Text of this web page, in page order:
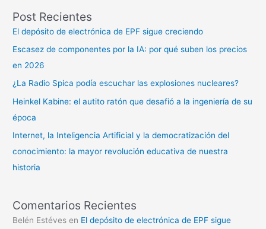
Post Recientes
El depósito de electrónica de EPF sigue creciendo
Escasez de componentes por la IA: por qué suben los precios
en 2026
¿La Radio Spica podía escuchar las explosiones nucleares?
Heinkel Kabine: el autito ratón que desafió a la ingeniería de su
época
Internet, la Inteligencia Artificial y la democratización del
conocimiento: la mayor revolución educativa de nuestra
historia
Comentarios Recientes
Belén Estéves en El depósito de electrónica de EPF sigue